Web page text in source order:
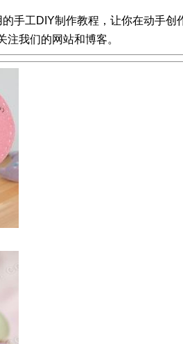
手工DIY制作教程，让你在动手创
注我们的网站和博客。